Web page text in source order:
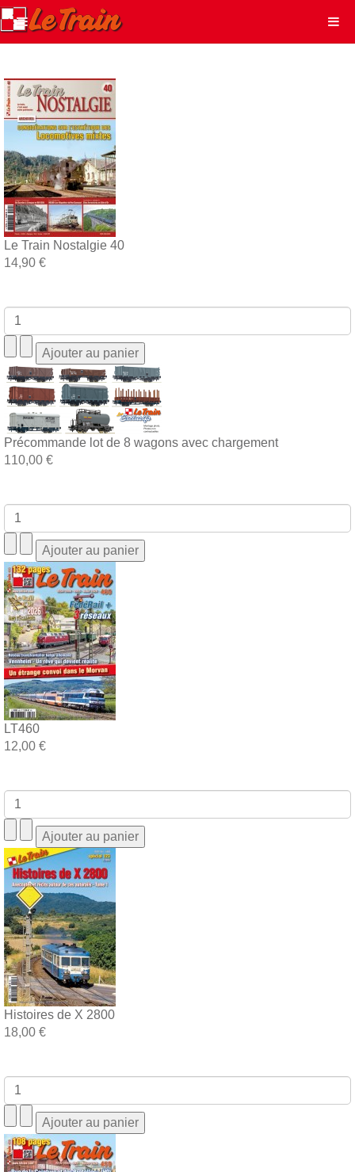
Le Train Nostalgie 40
14,90 €
Précommande lot de 8 wagons avec chargement
110,00 €
LT460
12,00 €
Histoires de X 2800
18,00 €